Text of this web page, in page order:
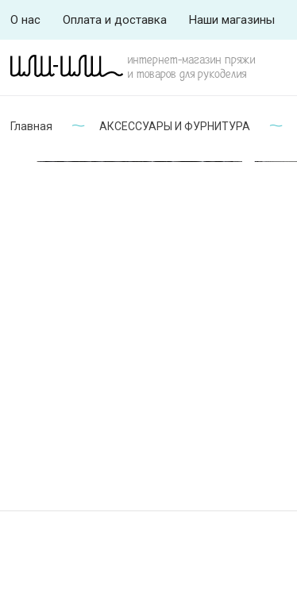
О нас Оплата и доставка Наши магазины
интернет-магазин пряжи
и товаров для рукоделия
Главная АКСЕССУАРЫ И ФУРНИТУРА